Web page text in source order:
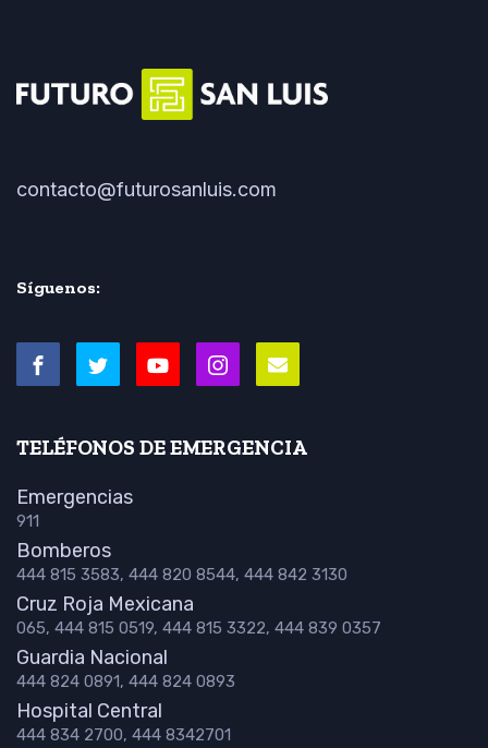
contacto@futurosanluis.com
Síguenos:
TELÉFONOS DE EMERGENCIA
Emergencias
911
Bomberos
444 815 3583, 444 820 8544, 444 842 3130
Cruz Roja Mexicana
065, 444 815 0519, 444 815 3322, 444 839 0357
Guardia Nacional
444 824 0891, 444 824 0893
Hospital Central
444 834 2700, 444 8342701